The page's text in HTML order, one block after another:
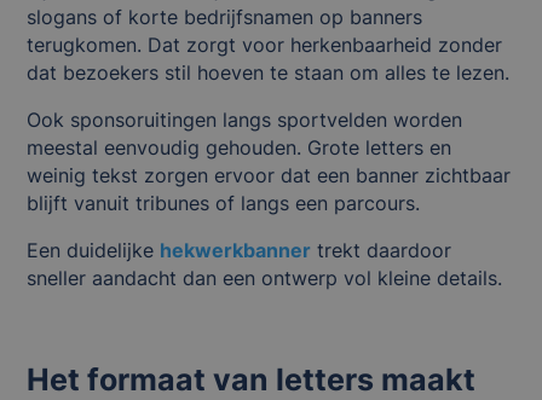
slogans of korte bedrijfsnamen op banners
terugkomen. Dat zorgt voor herkenbaarheid zonder
dat bezoekers stil hoeven te staan om alles te lezen.
Ook sponsoruitingen langs sportvelden worden
meestal eenvoudig gehouden. Grote letters en
weinig tekst zorgen ervoor dat een banner zichtbaar
blijft vanuit tribunes of langs een parcours.
Een duidelijke hekwerkbanner trekt daardoor
sneller aandacht dan een ontwerp vol kleine details.
Het formaat van letters maakt